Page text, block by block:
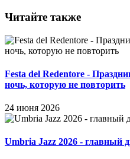
Читайте также
Festa del Redentore -
ночь, которую не повторить
24 июня 2026
Umbria Jazz 2026 - главный